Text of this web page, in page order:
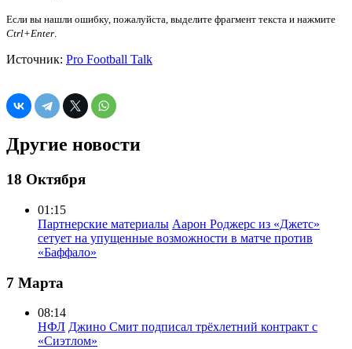
Если вы нашли ошибку, пожалуйста, выделите фрагмент текста и нажмите
Ctrl+Enter.
Источник: Pro Football Talk
Другие новости
18 Октября
01:15
Партнерские материалы Аарон Роджерс из «Джетс»
сетует на упущенные возможности в матче против
«Баффало»
7 Марта
08:14
НФЛ Джино Смит подписал трёхлетний контракт с
«Сиэтлом»